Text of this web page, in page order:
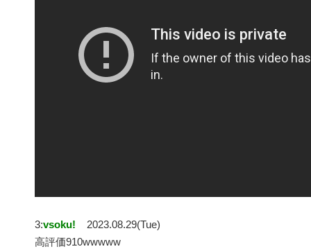
3:vsoku!
2023.08.29(Tue)
高評価910wwwww